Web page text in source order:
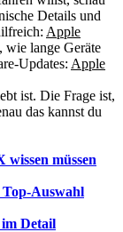
Details und
Apple
lange Geräte
Updates: Apple
ist. Die Frage ist,
das kannst du
wissen müssen
Auswahl
Detail